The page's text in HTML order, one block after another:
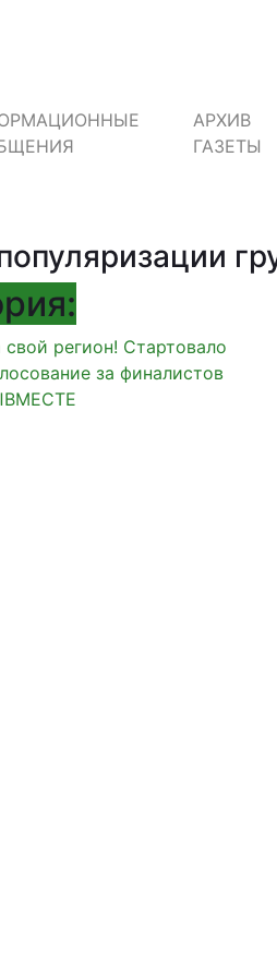
АРХИВ
ГАЗЕТЫ